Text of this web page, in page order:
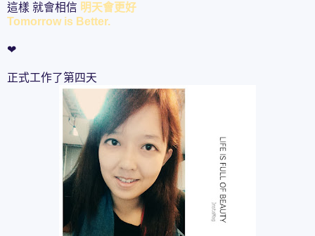
這樣 就會相信 明天會更好
Tomorrow is Better.
❤
正式工作了第四天